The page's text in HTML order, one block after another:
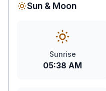
Sun & Moon
Sunrise
05:38 AM